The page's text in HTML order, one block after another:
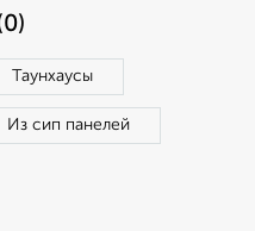
Таунхаусы
Из сип панелей